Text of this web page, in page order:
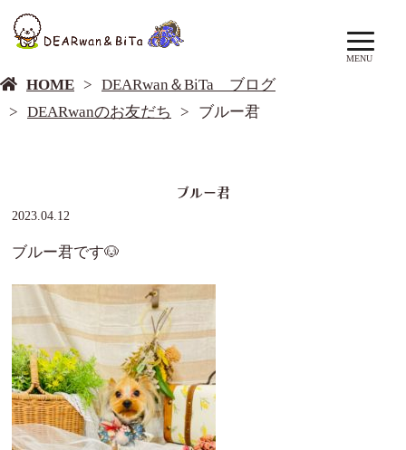
MENU
HOME
DEARwan＆BiTa ブログ
DEARwanのお友だち
ブルー君
ブルー君
2023.04.12
ブルー君です🐶